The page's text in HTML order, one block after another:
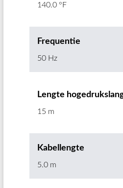
140.0 °F
Frequentie
50 Hz
Lengte
15 m
Kabellengte
5.0 m